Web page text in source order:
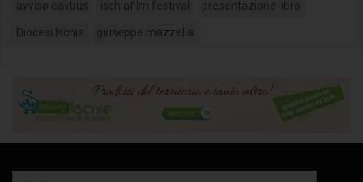
avviso eavbus ischiafilm festival presentazione libro
Diocesi Ischia giuseppe mazzella